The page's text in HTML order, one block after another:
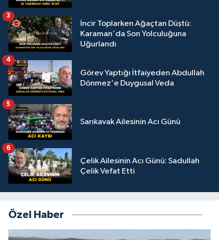
İncir Toplarken Ağaçtan Düştü:
Karaman'da Son Yolculuğuna
Uğurlandı
3
Görev Yaptığı İtfaiyeden Abdullah
Dönmez'e Duygusal Veda
4
Sarıkavak Ailesinin Acı Günü
5
Çelik Ailesinin Acı Günü: Sadullah
Çelik Vefat Etti
6
Özel Haber